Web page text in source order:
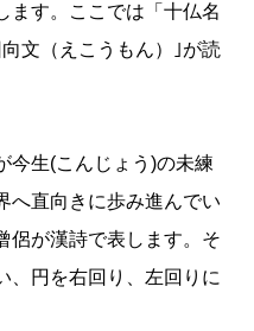
ます。ここでは「十仏名
文（えこうもん）｣が読
今生(こんじょう)の未練
へ直向きに歩み進んでい
侶が漢詩で表します。そ
、円を右回り、左回りに